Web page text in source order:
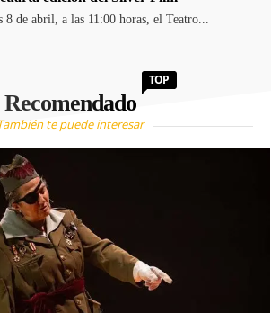
8 de abril, a las 11:00 horas, el Teatro...
Recomendado
TOP
te puede interesar